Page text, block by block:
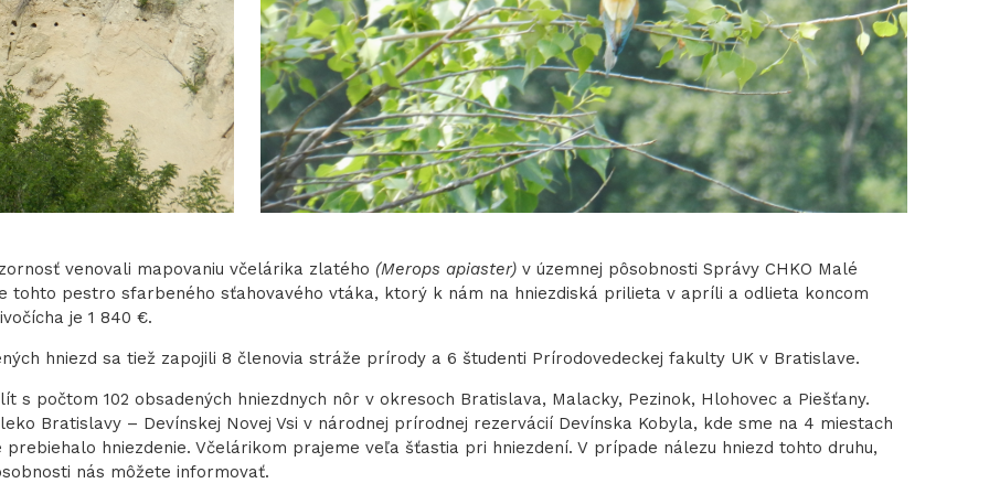
venovali mapovaniu včelárika zlatého (Merops apiaster) v územnej pôsobnosti Správy CHKO Malé
tohto pestro sfarbeného sťahovavého vtáka, ktorý k nám na hniezdiská prilieta v apríli a odlieta koncom
je 1 840 €.
hniezd sa tiež zapojili 8 členovia stráže prírody a 6 študenti Prírodovedeckej fakulty UK v Bratislave.
s počtom 102 obsadených hniezdnych nôr v okresoch Bratislava, Malacky, Pezinok, Hlohovec a Piešťany.
Bratislavy – Devínskej Novej Vsi v národnej prírodnej rezervácií Devínska Kobyla, kde sme na 4 miestach
hniezdenie. Včelárikom prajeme veľa šťastia pri hniezdení. V prípade nálezu hniezd tohto druhu,
nás môžete informovať.